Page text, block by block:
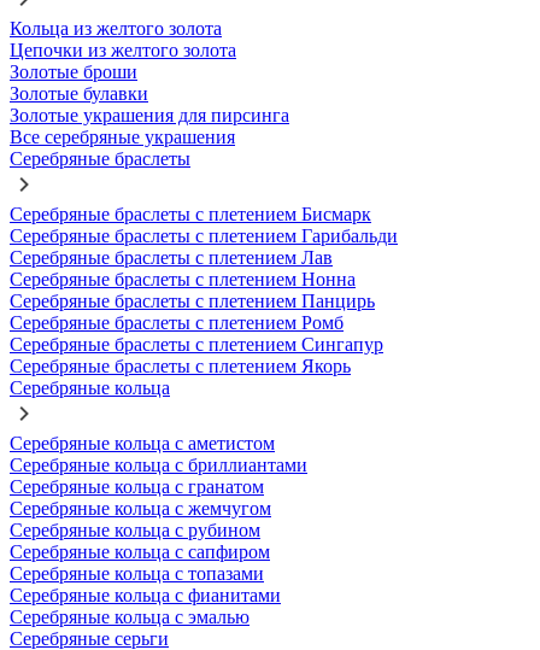
Кольца из желтого золота
Цепочки из желтого золота
Золотые броши
Золотые булавки
Золотые украшения для пирсинга
Все серебряные украшения
Серебряные браслеты
Серебряные браслеты с плетением Бисмарк
Серебряные браслеты с плетением Гарибальди
Серебряные браслеты с плетением Лав
Серебряные браслеты с плетением Нонна
Серебряные браслеты с плетением Панцирь
Серебряные браслеты с плетением Ромб
Серебряные браслеты с плетением Сингапур
Серебряные браслеты с плетением Якорь
Серебряные кольца
Серебряные кольца с аметистом
Серебряные кольца с бриллиантами
Серебряные кольца с гранатом
Серебряные кольца с жемчугом
Серебряные кольца с рубином
Серебряные кольца с сапфиром
Серебряные кольца с топазами
Серебряные кольца с фианитами
Серебряные кольца с эмалью
Серебряные серьги